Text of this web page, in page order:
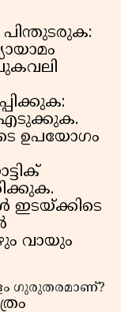
എടുക്കുക.
ഉപയോഗം
ഇടയ്ക്കിടെ
വായും
ഗുരുതരമാണ്?